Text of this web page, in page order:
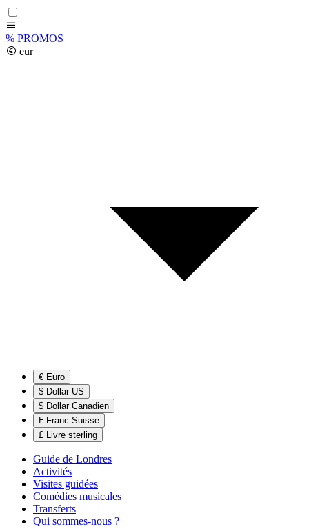
% PROMOS
eur
€ Euro
$ Dollar US
$ Dollar Canadien
₣ Franc Suisse
£ Livre sterling
Guide de Londres
Activités
Visites guidées
Comédies musicales
Transferts
Qui sommes-nous ?